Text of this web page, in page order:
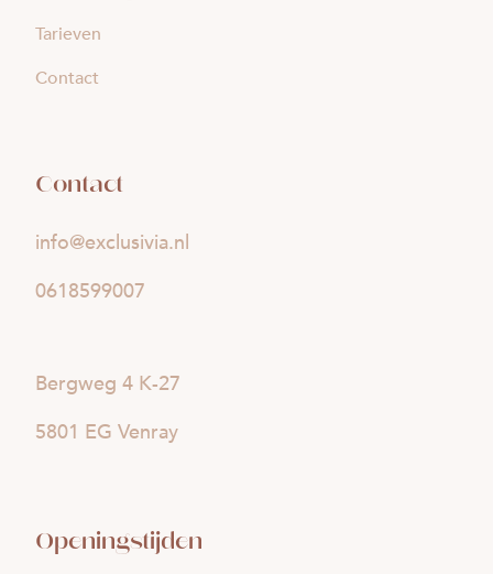
Tarieven
Contact
Contact
info@exclusivia.nl
0618599007
Bergweg 4 K-27
5801 EG Venray
Openingstijden